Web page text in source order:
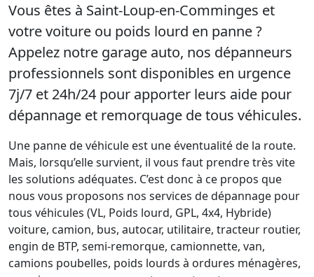
Vous êtes à Saint-Loup-en-Comminges et
votre voiture ou poids lourd en panne ?
Appelez notre garage auto, nos dépanneurs
professionnels sont disponibles en urgence
7j/7 et 24h/24 pour apporter leurs aide pour
dépannage et remorquage de tous véhicules.
Une panne de véhicule est une éventualité de la route.
Mais, lorsqu’elle survient, il vous faut prendre très vite
les solutions adéquates. C’est donc à ce propos que
nous vous proposons nos services de dépannage pour
tous véhicules (VL, Poids lourd, GPL, 4x4, Hybride)
voiture, camion, bus, autocar, utilitaire, tracteur routier,
engin de BTP, semi-remorque, camionnette, van,
camions poubelles, poids lourds à ordures ménagères,